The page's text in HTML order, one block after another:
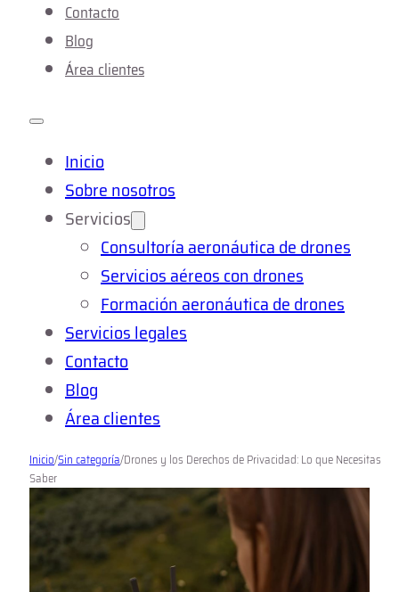
Contacto
Blog
Área clientes
Inicio
Sobre nosotros
Servicios
Consultoría aeronáutica de drones
Servicios aéreos con drones
Formación aeronáutica de drones
Servicios legales
Contacto
Blog
Área clientes
Inicio/Sin categoría/Drones y los Derechos de Privacidad: Lo que Necesitas
Saber